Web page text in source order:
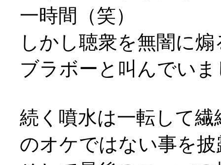
一時間（笑）
しかし聴衆を無闇に
ブラボーと叫んでい
続く噴水は一転して
のオケではない事を披